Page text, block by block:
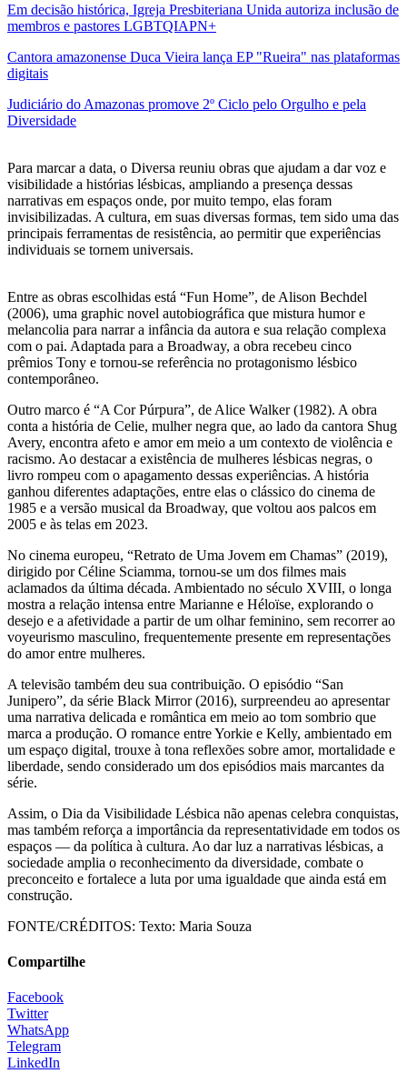
Em decisão histórica, Igreja Presbiteriana Unida autoriza inclusão de
membros e pastores LGBTQIAPN+
Cantora amazonense Duca Vieira lança EP "Rueira" nas plataformas
digitais
Judiciário do Amazonas promove 2º Ciclo pelo Orgulho e pela
Diversidade
Para marcar a data, o Diversa reuniu obras que ajudam a dar voz e
visibilidade a histórias lésbicas, ampliando a presença dessas
narrativas em espaços onde, por muito tempo, elas foram
invisibilizadas. A cultura, em suas diversas formas, tem sido uma das
principais ferramentas de resistência, ao permitir que experiências
individuais se tornem universais.
Entre as obras escolhidas está “Fun Home”, de Alison Bechdel
(2006), uma graphic novel autobiográfica que mistura humor e
melancolia para narrar a infância da autora e sua relação complexa
com o pai. Adaptada para a Broadway, a obra recebeu cinco
prêmios Tony e tornou-se referência no protagonismo lésbico
contemporâneo.
Outro marco é “A Cor Púrpura”, de Alice Walker (1982). A obra
conta a história de Celie, mulher negra que, ao lado da cantora Shug
Avery, encontra afeto e amor em meio a um contexto de violência e
racismo. Ao destacar a existência de mulheres lésbicas negras, o
livro rompeu com o apagamento dessas experiências. A história
ganhou diferentes adaptações, entre elas o clássico do cinema de
1985 e a versão musical da Broadway, que voltou aos palcos em
2005 e às telas em 2023.
No cinema europeu, “Retrato de Uma Jovem em Chamas” (2019),
dirigido por Céline Sciamma, tornou-se um dos filmes mais
aclamados da última década. Ambientado no século XVIII, o longa
mostra a relação intensa entre Marianne e Héloïse, explorando o
desejo e a afetividade a partir de um olhar feminino, sem recorrer ao
voyeurismo masculino, frequentemente presente em representações
do amor entre mulheres.
A televisão também deu sua contribuição. O episódio “San
Junipero”, da série Black Mirror (2016), surpreendeu ao apresentar
uma narrativa delicada e romântica em meio ao tom sombrio que
marca a produção. O romance entre Yorkie e Kelly, ambientado em
um espaço digital, trouxe à tona reflexões sobre amor, mortalidade e
liberdade, sendo considerado um dos episódios mais marcantes da
série.
Assim, o Dia da Visibilidade Lésbica não apenas celebra conquistas,
mas também reforça a importância da representatividade em todos os
espaços — da política à cultura. Ao dar luz a narrativas lésbicas, a
sociedade amplia o reconhecimento da diversidade, combate o
preconceito e fortalece a luta por uma igualdade que ainda está em
construção.
FONTE/CRÉDITOS: Texto: Maria Souza
Compartilhe
Facebook
Twitter
WhatsApp
Telegram
LinkedIn